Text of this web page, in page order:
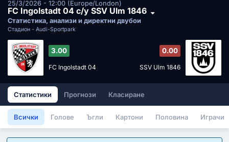
25/3/2026 - 12:00 (Europe/London)
FC Ingolstadt 04 с/у SSV Ulm 1846
Статистика, анализи и директни двубои
Стадион - Audi-Sportpark
3.00
FC Ingolstadt 04
0.00
SSV Ulm 1846
Статистики Прогнози Класиране
Всички Голове Ъгли Картони Половина Играчи